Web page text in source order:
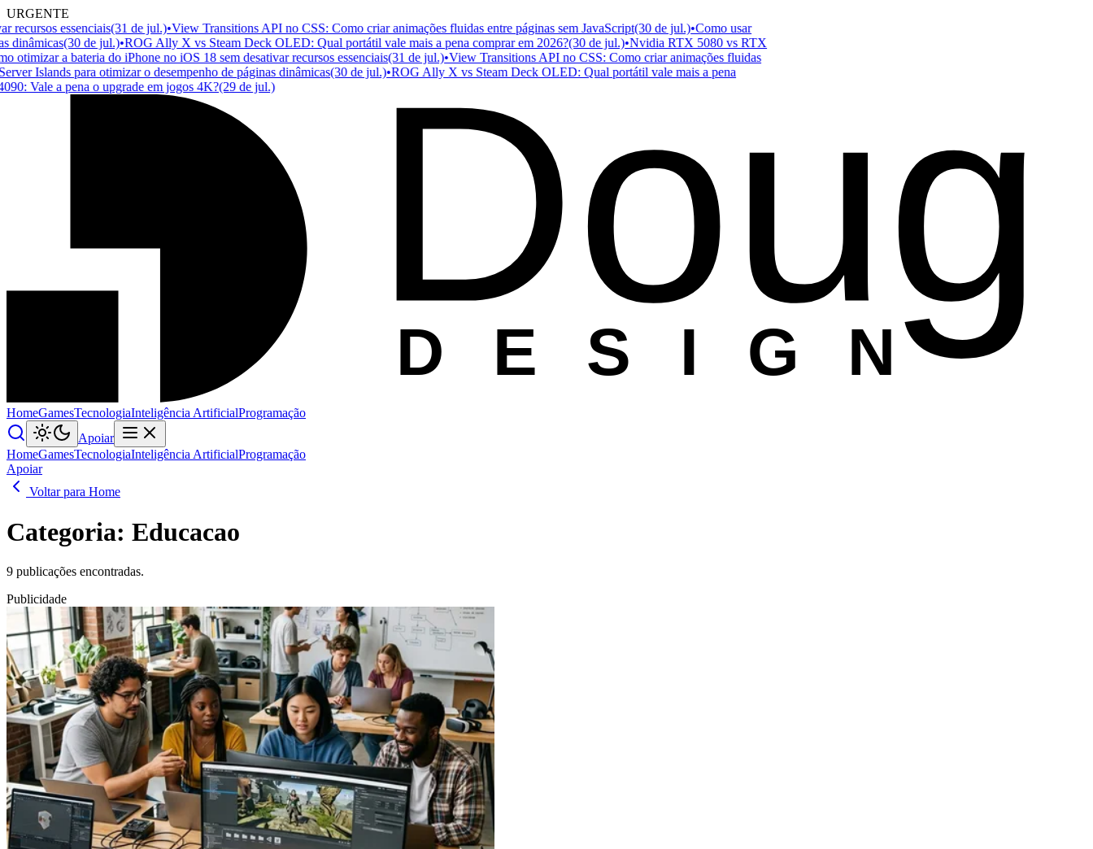
URGENTE
essenciais(31 de jul.) •View Transitions API no CSS: Como criar animações fluidas entre páginas sem JavaScript(30 de jul.) •Como usar
(30 de jul.) •ROG Ally X vs Steam Deck OLED: Qual portátil vale mais a pena comprar em 2026?(30 de jul.) •Nvidia RTX 5080 vs RTX
a bateria do iPhone no iOS 18 sem desativar recursos essenciais(31 de jul.) •View Transitions API no CSS: Como criar animações fluidas
Islands para otimizar o desempenho de páginas dinâmicas(30 de jul.) •ROG Ally X vs Steam Deck OLED: Qual portátil vale mais a pena
a pena o upgrade em jogos 4K? (29 de jul.)
D ESIGN
Doug
HomeGamesTecnologiaInteligência ArtificialProgramação
Apoiar
HomeGamesTecnologiaInteligência ArtificialProgramação
Apoiar
Voltar para Home
Categoria: Educacao
9 publicações encontradas.
Publicidade